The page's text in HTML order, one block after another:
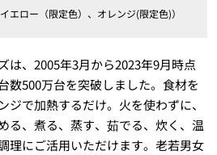
エロー（限定色）、オレンジ(限定色)）
は、2005年3月から2023年9月時点
数500万台を突破しました。食材を
ジで加熱するだけ。火を使わずに、
る、煮る、蒸す、茹でる、炊く、温
理にご活用いただけます。老若男女